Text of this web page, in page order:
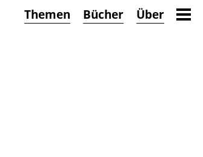
Themen Bücher Über